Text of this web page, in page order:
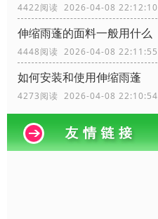
4422阅读 2026-04-08 22:12:10
伸缩雨蓬的面料一般用什么
4448阅读 2026-04-08 22:11:55
如何安装和使用伸缩雨蓬
4273阅读 2026-04-08 22:10:54